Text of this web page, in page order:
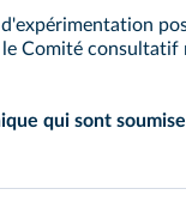
le Comité
qui sont